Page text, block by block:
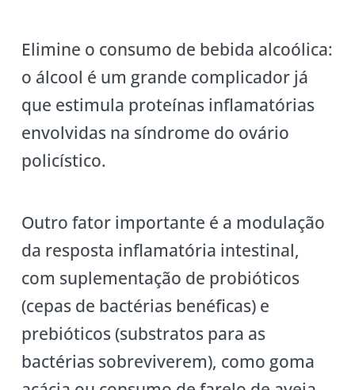
Elimine o consumo de bebida alcoólica:
o álcool é um grande complicador já
que estimula proteínas inflamatórias
envolvidas na síndrome do ovário
policístico.
Outro fator importante é a modulação
da resposta inflamatória intestinal,
com suplementação de probióticos
(cepas de bactérias benéficas) e
prebióticos (substratos para as
bactérias sobreviverem), como goma